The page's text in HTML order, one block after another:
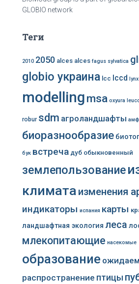
GLOBIO network
Теги
2010 2050 alces alces fagus sylvatica
globio украина lcc lccd lynx
modellingmsa oxyura
robur sdm агроландшафты
биоразнообразие
бук встреча дуб обыкновенный
землепользование
климата изменения
индикаторы испания карты
ландшафтная экология леса
млекопитающие насекомые
образование
распространение птицы